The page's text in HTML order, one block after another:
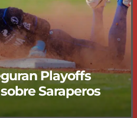
Playoffs
Saraperos